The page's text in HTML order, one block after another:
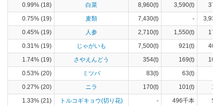
0.99% (18)
白菜 8,960(t) 3,590(t)
0.75% (19)
麦類 7,430(t) -
0.45% (19)
人参 2,710(t) 1,550(t)
0.31% (19)
じゃがいも 7,500(t) 921(t)
1.74% (19)
さやえんどう 354(t) 169(t)
0.53% (20)
ミツバ 83(t) 63(t)
0.27% (20)
ニラ 170(t) 101(t)
1.33% (21)
トルコギキョウ(切り花) - 496千本